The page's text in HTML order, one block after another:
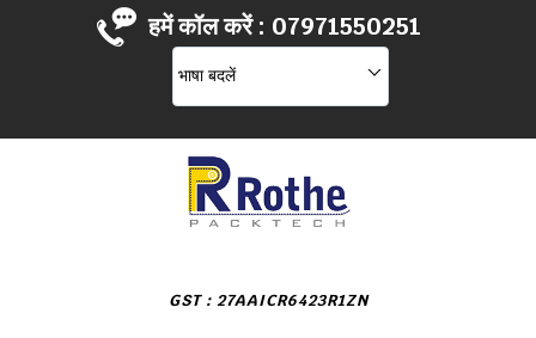
हमें कॉल करें : 07971550251
भाषा बदलें
GST : 27AAICR6423R1ZN